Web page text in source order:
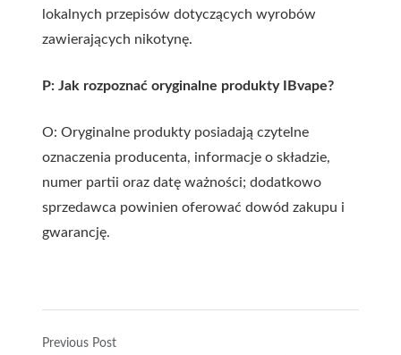
lokalnych przepisów dotyczących wyrobów
zawierających nikotynę.
P: Jak rozpoznać oryginalne produkty IBvape?
O: Oryginalne produkty posiadają czytelne
oznaczenia producenta, informacje o składzie,
numer partii oraz datę ważności; dodatkowo
sprzedawca powinien oferować dowód zakupu i
gwarancję.
Previous Post